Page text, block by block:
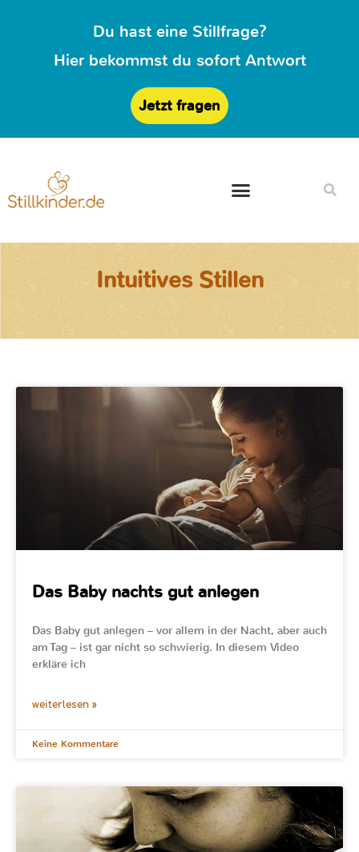
Du hast eine Stillfrage?
Hier bekommst du sofort Antwort
Jetzt fragen
Intuitives Stillen
Das Baby nachts gut anlegen
Das Baby gut anlegen – vor allem in der Nacht, aber auch
am Tag – ist gar nicht so schwierig. In diesem Video
erkläre ich
weiterlesen »
Keine Kommentare